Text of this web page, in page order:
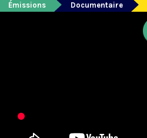
Émissions Documentaire